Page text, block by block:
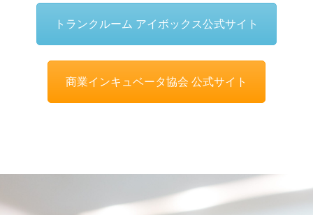
トランクルーム アイボックス公式サイト
商業インキュベータ協会 公式サイト